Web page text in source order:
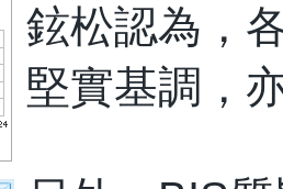
鉉松認為，
堅實基調，